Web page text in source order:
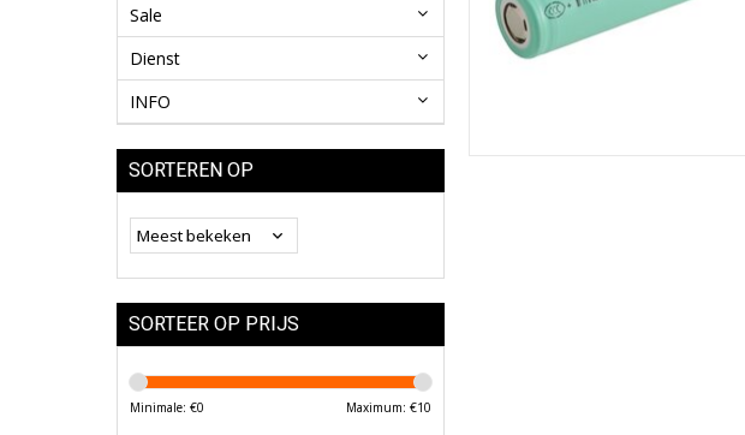
Sale
Dienst
INFO
SORTEREN OP
SORTEER OP PRIJS
Minimale: €0 Maximum: €10